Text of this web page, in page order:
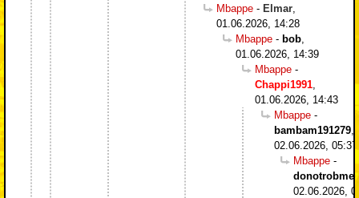
Mbappe - Elmar
01.06.2026, 14:28
Mbappe - bob
01.06.2026, 14:39
Mbappe -
Chappi1991
01.06.2026, 14:43
Mbappe -
bambam191279
02.06.2026, 05:37
Mbappe -
donotrobme,
02.06.2026,